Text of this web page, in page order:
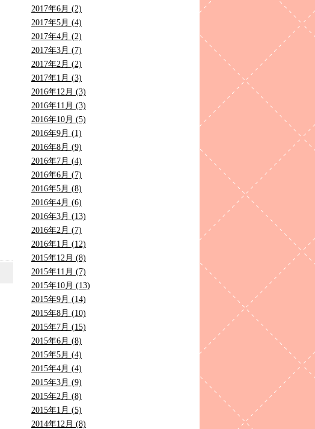
2017年6月 (2)
2017年5月 (4)
2017年4月 (2)
2017年3月 (7)
2017年2月 (2)
2017年1月 (3)
2016年12月 (3)
2016年11月 (3)
2016年10月 (5)
2016年9月 (1)
2016年8月 (9)
2016年7月 (4)
2016年6月 (7)
2016年5月 (8)
2016年4月 (6)
2016年3月 (13)
2016年2月 (7)
2016年1月 (12)
2015年12月 (8)
2015年11月 (7)
2015年10月 (13)
2015年9月 (14)
2015年8月 (10)
2015年7月 (15)
2015年6月 (8)
2015年5月 (4)
2015年4月 (4)
2015年3月 (9)
2015年2月 (8)
2015年1月 (5)
2014年12月 (8)